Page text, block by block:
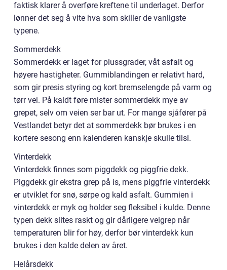
faktisk klarer å overføre kreftene til underlaget. Derfor
lønner det seg å vite hva som skiller de vanligste
typene.
Sommerdekk
Sommerdekk er laget for plussgrader, våt asfalt og
høyere hastigheter. Gummiblandingen er relativt hard,
som gir presis styring og kort bremselengde på varm og
tørr vei. På kaldt føre mister sommerdekk mye av
grepet, selv om veien ser bar ut. For mange sjåfører på
Vestlandet betyr det at sommerdekk bør brukes i en
kortere sesong enn kalenderen kanskje skulle tilsi.
Vinterdekk
Vinterdekk finnes som piggdekk og piggfrie dekk.
Piggdekk gir ekstra grep på is, mens piggfrie vinterdekk
er utviklet for snø, sørpe og kald asfalt. Gummien i
vinterdekk er myk og holder seg fleksibel i kulde. Denne
typen dekk slites raskt og gir dårligere veigrep når
temperaturen blir for høy, derfor bør vinterdekk kun
brukes i den kalde delen av året.
Helårsdekk